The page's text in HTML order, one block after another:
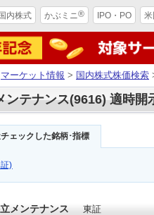
内株式 かぶミニ® IPO・PO
マーケット情報 > 国内株式株価検索
ンテナンス(9616) 適時開
ェックした銘柄･指標
)
メンテナンス 東証